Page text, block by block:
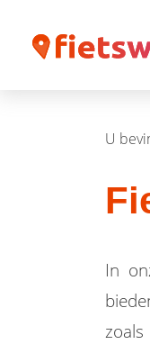
U
In